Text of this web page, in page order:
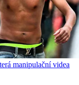
manipulační videa